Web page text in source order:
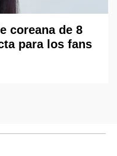
coreana de 8
para los fans